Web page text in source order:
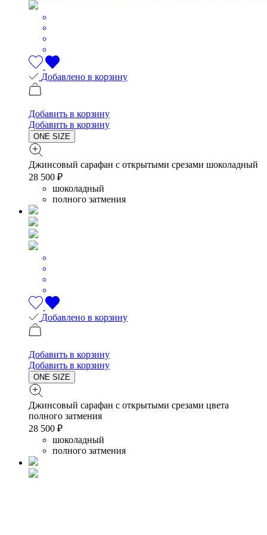
Добавлено в корзину
Добавить в корзину
Добавить в корзину
ONE SIZE
Джинсовый сарафан с открытыми срезами шоколадный
28 500 ₽
шоколадный
полного затмения
Добавлено в корзину
Добавить в корзину
Добавить в корзину
ONE SIZE
Джинсовый сарафан с открытыми срезами цвета
полного затмения
28 500 ₽
шоколадный
полного затмения